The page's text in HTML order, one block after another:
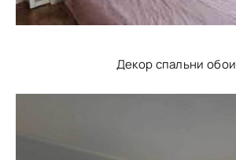
Декор спальни обои